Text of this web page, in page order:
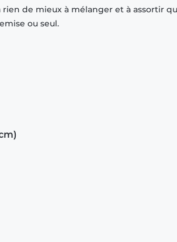
de mieux à mélanger et à assortir
ou seul.